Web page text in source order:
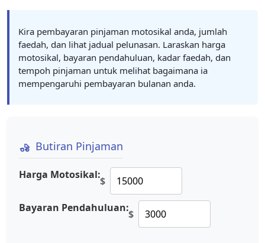
Kira pembayaran pinjaman motosikal anda, jumlah
faedah, dan lihat jadual pelunasan. Laraskan harga
motosikal, bayaran pendahuluan, kadar faedah, dan
tempoh pinjaman untuk melihat bagaimana ia
mempengaruhi pembayaran bulanan anda.
Butiran Pinjaman
Harga Motosikal:$
Bayaran Pendahuluan:$